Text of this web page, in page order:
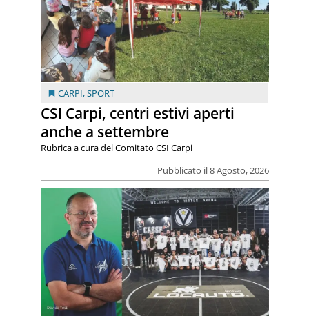
CARPI,SPORT
CSI Carpi, centri estivi aperti
anche a settembre
Pubblicato il 8 Agosto, 2026
Rubrica a cura del Comitato CSI Carpi